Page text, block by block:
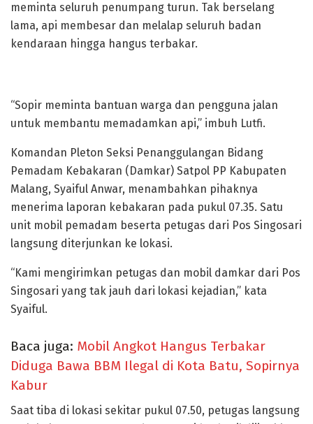
meminta seluruh penumpang turun. Tak berselang
lama, api membesar dan melalap seluruh badan
kendaraan hingga hangus terbakar.
“Sopir meminta bantuan warga dan pengguna jalan
untuk membantu memadamkan api,” imbuh Lutfi.
Komandan Pleton Seksi Penanggulangan Bidang
Pemadam Kebakaran (Damkar) Satpol PP Kabupaten
Malang, Syaiful Anwar, menambahkan pihaknya
menerima laporan kebakaran pada pukul 07.35. Satu
unit mobil pemadam beserta petugas dari Pos Singosari
langsung diterjunkan ke lokasi.
“Kami mengirimkan petugas dan mobil damkar dari Pos
Singosari yang tak jauh dari lokasi kejadian,” kata
Syaiful.
Baca juga: Mobil Angkot Hangus Terbakar
Diduga Bawa BBM Ilegal di Kota Batu, Sopirnya
Kabur
Saat tiba di lokasi sekitar pukul 07.50, petugas langsung